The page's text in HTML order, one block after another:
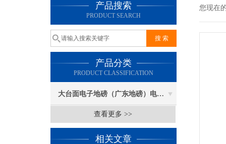
产品搜索
PRODUCT SEARCH
产品分类
PRODUCT CLASSIFICATION
大台面电子地磅（广东地磅）电子汽车衡
查看更多 >>
相关文章
您现在